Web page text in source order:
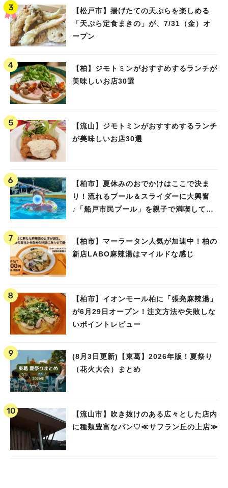
【松戸市】揚げたての天ぷらを楽しめる
「天ぷら定食まきの」が、7/31（金）オ
ープン
【柏】ジモトミンがおすすめするランチが
美味しいお店30選
【流山】ジモトミンがおすすめするランチ
が美味しいお店30選
【柏市】夏休みのおでかけはここで決ま
り！流れるプール＆スライダーに大興奮
♪「船戸市民プール」を親子で満喫してき
【柏市】マーラータン人気が加速中！柏の
新店LABO麻辣湯はマイルドな感じ
【柏市】イオンモール柏に「張亮麻辣湯」
が6月29日オープン！注文方法や失敗しな
いポイントレビュー
(8月3日更新)【東葛】2026年版！夏祭り
（花火大会）まとめ
【流山市】吹き抜けのある広々とした店内
に種類豊富なパン♡≪サフラン丘の上店≫